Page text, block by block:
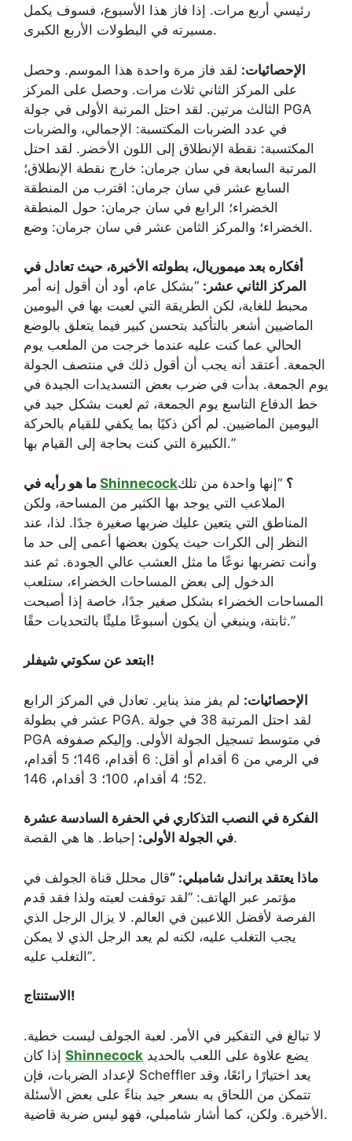
رئيسي أربع مرات. إذا فاز هذا الأسبوع، فسوف يكمل
مسيرته في البطولات الأربع الكبرى.
الإحصائيات: لقد فاز مرة واحدة هذا الموسم. وحصل
على المركز الثاني ثلاث مرات. وحصل على المركز
الثالث مرتين. لقد احتل المرتبة الأولى في جولة PGA
في عدد الضربات المكتسبة: الإجمالي، والضربات
المكتسبة: نقطة الإنطلاق إلى اللون الأخضر. لقد احتل
المرتبة السابعة في سان جرمان: خارج نقطة الإنطلاق؛
السابع عشر في سان جرمان: اقترب من المنطقة
الخضراء؛ الرابع في سان جرمان: حول المنطقة
الخضراء؛ والمركز الثامن عشر في سان جرمان: وضع.
أفكاره بعد ميموريال، بطولته الأخيرة، حيث تعادل في
المركز الثاني عشر: “بشكل عام، أود أن أقول إنه أمر
محبط للغاية، لكن الطريقة التي لعبت بها في اليومين
الماضيين أشعر بالتأكيد بتحسن كبير فيما يتعلق بالوضع
الحالي عما كنت عليه عندما خرجت من الملعب يوم
الجمعة. أعتقد أنه يجب أن أقول ذلك في منتصف الجولة
يوم الجمعة. بدأت في ضرب بعض التسديدات الجيدة في
خط الدفاع التاسع يوم الجمعة، ثم لعبت بشكل جيد في
اليومين الماضيين. لم أكن ذكيًا بما يكفي للقيام بالحركة
الكبيرة التي كنت بحاجة إلى القيام بها.”
Shinnecock ؟ “إنها واحدة من تلك
الملاعب التي يوجد بها الكثير من المساحة، ولكن
المناطق التي يتعين عليك ضربها صغيرة جدًا. لذا، عند
النظر إلى الكرات حيث يكون بعضها أعمى إلى حد ما
وأنت تضربها نوعًا ما مثل العشب عالي الجودة. ثم عند
الدخول إلى بعض المساحات الخضراء، ستلعب
المساحات الخضراء بشكل صغير جدًا، خاصة إذا أصبحت
ثابتة، وينبغي أن يكون أسبوعًا مليئًا بالتحديات حقًا.”
ابتعد عن سكوتي شيفلر!
الإحصائيات: لم يفز منذ يناير. تعادل في المركز الرابع
عشر في بطولة PGA. لقد احتل المرتبة 38 في جولة
PGA في متوسط ​​تسجيل الجولة الأولى. وإليكم صفوفه
في الرمي من 6 أقدام أو أقل: 6 أقدام، 146؛ 5 أقدام،
52؛ 4 أقدام، 100؛ 3 أقدام، 146.
الفكرة في النصب التذكاري في الحفرة السادسة عشرة
في الجولة الأولى:إحباط. ها هي القصة.
ماذا يعتقد براندل شامبلي: “قال محلل قناة الجولف في
مؤتمر عبر الهاتف: “لقد توقفت لعبته ولذا فقد قدم
الفرصة لأفضل اللاعبين في العالم. لا يزال الرجل الذي
يجب التغلب عليه، لكنه لم يعد الرجل الذي لا يمكن
التغلب عليه”.
الاستنتاج!
لا تبالغ في التفكير في الأمر. لعبة الجولف ليست خطية.
Shinnecock
لإعداد الضربات، فإن Scheffler يعد اختيارًا رائعًا، وقد
تتمكن من اللحاق به بسعر جيد بناءً على بعض الأسئلة
الأخيرة. ولكن، كما أشار شامبلي، فهو ليس ضربة قاضية.